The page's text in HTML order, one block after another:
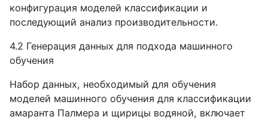
конфигурация моделей классификации и
последующий анализ производительности.
4.2 Генерация данных для подхода машинного
обучения
Набор данных, необходимый для обучения
моделей машинного обучения для классификации
амаранта Палмера и щирицы водяной, включает